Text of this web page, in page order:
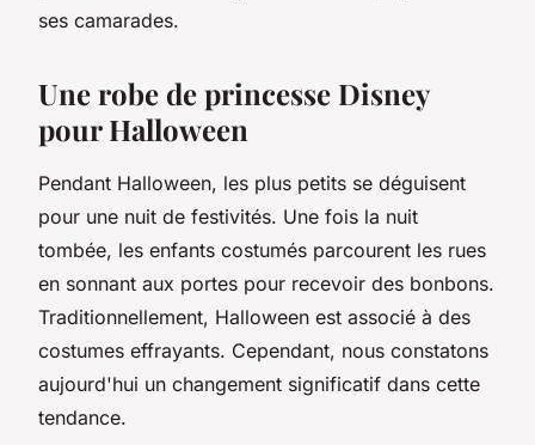
ses camarades.
Une robe de princesse Disney
pour Halloween
Pendant Halloween, les plus petits se déguisent
pour une nuit de festivités. Une fois la nuit
tombée, les enfants costumés parcourent les rues
en sonnant aux portes pour recevoir des bonbons.
Traditionnellement, Halloween est associé à des
costumes effrayants. Cependant, nous constatons
aujourd'hui un changement significatif dans cette
tendance.